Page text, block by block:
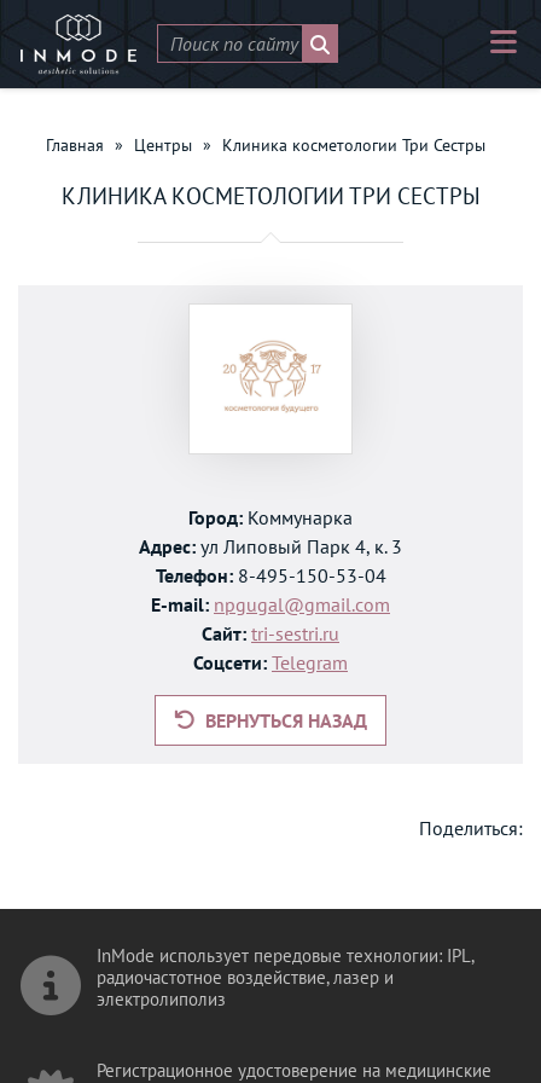
Главная » Центры » Клиника косметологии Три Сестры
КЛИНИКА КОСМЕТОЛОГИИ ТРИ СЕСТРЫ
Город: Коммунарка
Адрес: ул Липовый Парк 4, к. 3
Телефон:8-495-150-53-04
E-mail: npgugal@gmail.com
Сайт: tri-sestri.ru
Соцсети: Telegram
ВЕРНУТЬСЯ НАЗАД
Поделиться:
InMode использует передовые технологии: IPL,
радиочастотное воздействие, лазер и
электролиполиз
Регистрационное удостоверение на медицинские